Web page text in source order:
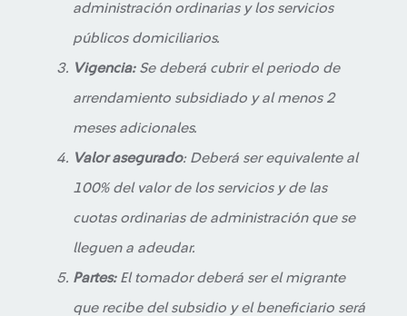
administración ordinarias y los servicios
públicos domiciliarios.
Vigencia:Se deberá cubrir el periodo de
arrendamiento subsidiado y al menos 2
meses adicionales.
Valor asegurado: Deberá ser equivalente al
100% del valor de los servicios y de las
cuotas ordinarias de administración que se
lleguen a adeudar.
Partes:El tomador deberá ser el migrante
que recibe del subsidio y el beneficiario será